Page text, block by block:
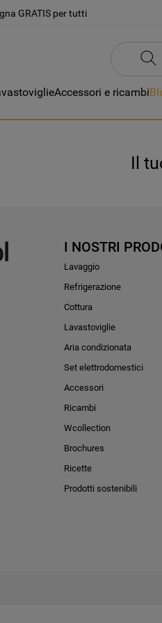
GRATIS per tutti
Accessori e ricambi
Il
I NOSTRI
Lavaggio
Refrigerazione
Cottura
Lavastoviglie
Aria condizionata
Set elettrodomestici
Accessori
Ricambi
Wcollection
Brochures
Ricette
Prodotti sostenibili